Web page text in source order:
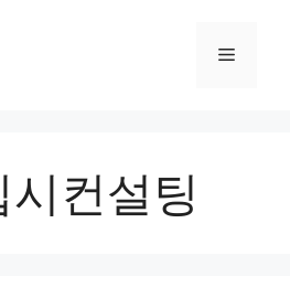
메
컨설팅